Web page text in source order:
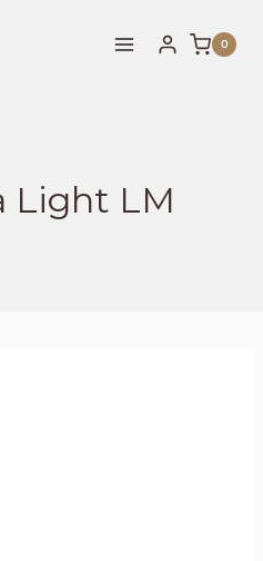
0
Light LM